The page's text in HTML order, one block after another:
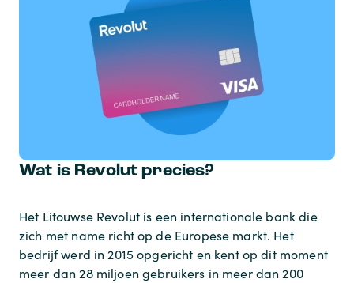
Wat is Revolut precies?
Het Litouwse Revolut is een internationale bank die
zich met name richt op de Europese markt. Het
bedrijf werd in 2015 opgericht en kent op dit moment
meer dan 28 miljoen gebruikers in meer dan 200